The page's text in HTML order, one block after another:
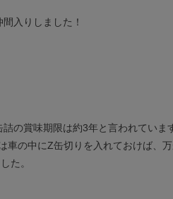
入りしました！
の賞味期限は約3年と言われていま
の中にZ缶切りを入れておけば、
た。